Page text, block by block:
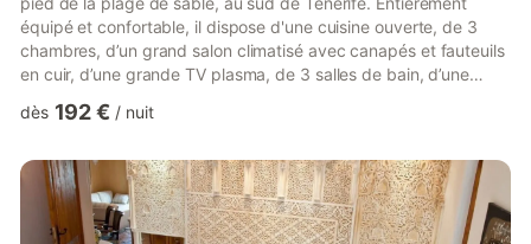
équipé et confortable, il dispose d'une cuisine ouverte, de 3
chambres, d’un grand salon climatisé avec canapés et fauteuils
en cuir, d’une grande TV plasma, de 3 salles de bain, d’une
barbecue en pierre, ainsi que d’une vue imprenable sur l’océan
terrasses offrent des vues inoubliables sur l’océan et l’île de La
Gomera. Les couchers de soleil sur la mer sont...
dès 192 € / nuit